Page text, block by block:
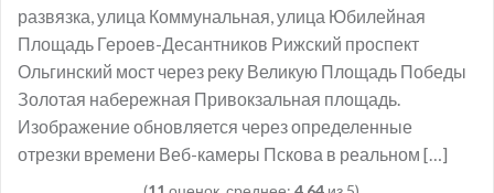
развязка, улица Коммунальная, улица Юбилейная
Площадь Героев-Десантников Рижский проспект
Ольгинский мост через реку Великую Площадь Победы
Золотая набережная Привокзальная площадь.
Изображение обновляется через определенные
отрезки времени Веб-камеры Пскова в реальном […]